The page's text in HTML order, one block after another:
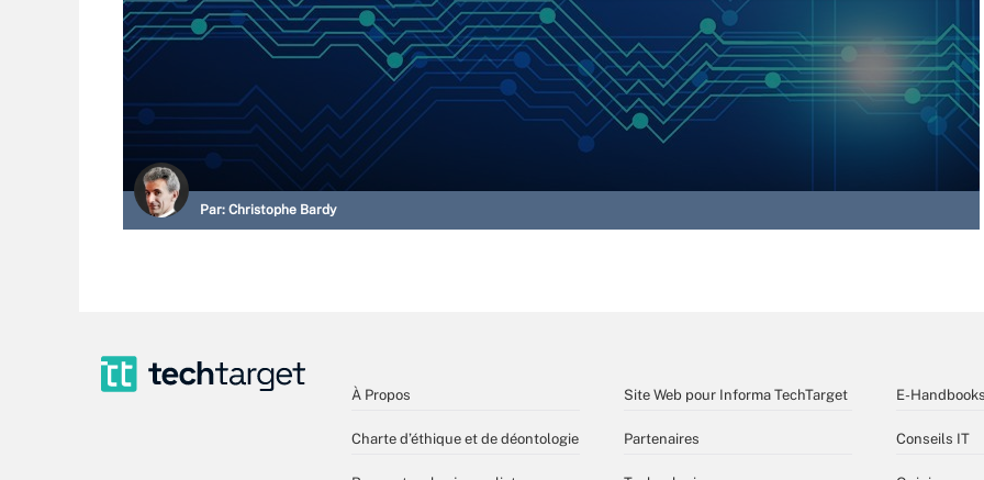
Par: Christophe Bardy
À Propos
Charte d’éthique et de déontologie
Site Web pour Informa TechTarget
Partenaires
E-
Conseils IT